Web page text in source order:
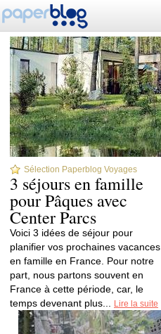
Sélection Paperblog Voyages
3 séjours en famille
pour Pâques avec
Center Parcs
Voici 3 idées de séjour pour
planifier vos prochaines vacances
en famille en France. Pour notre
part, nous partons souvent en
France à cette période, car, le
temps devenant plus...
Lire la suite